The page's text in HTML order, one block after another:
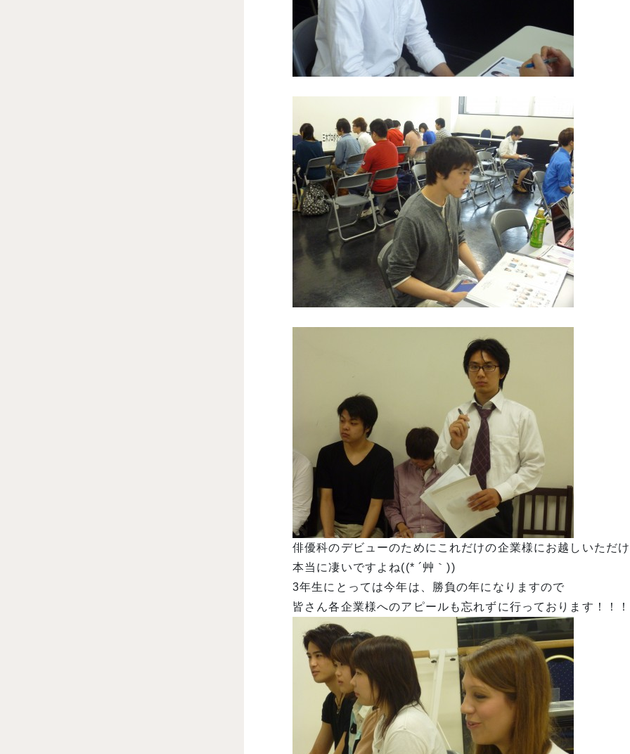
俳優科のデビューのためにこれだけの企業様にお越しいただ
本当に凄いですよね((* ´艸｀))
3年生にとっては今年は、勝負の年になりますので
皆さん各企業様へのアピールも忘れずに行っております！！！